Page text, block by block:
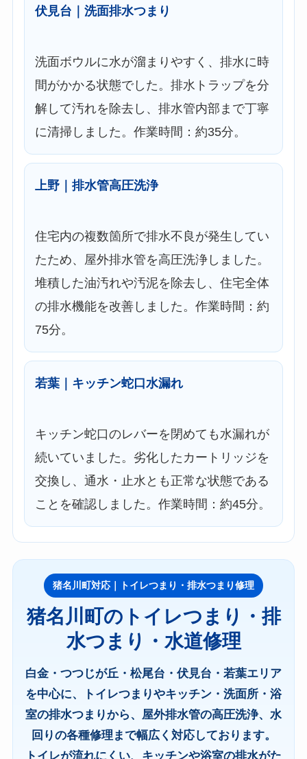
伏見台｜洗面排水つまり
洗面ボウルに水が溜まりやすく、排水に時
間がかかる状態でした。排水トラップを分
解して汚れを除去し、排水管内部まで丁寧
に清掃しました。作業時間：約35分。
上野｜排水管高圧洗浄
住宅内の複数箇所で排水不良が発生してい
たため、屋外排水管を高圧洗浄しました。
堆積した油汚れや汚泥を除去し、住宅全体
の排水機能を改善しました。作業時間：約
75分。
若葉｜キッチン蛇口水漏れ
キッチン蛇口のレバーを閉めても水漏れが
続いていました。劣化したカートリッジを
交換し、通水・止水とも正常な状態である
ことを確認しました。作業時間：約45分。
猪名川町対応｜トイレつまり・排水つまり修理
猪名川町のトイレつまり・排
水つまり・水道修理
白金・つつじが丘・松尾台・伏見台・若葉エリア
を中心に、トイレつまりやキッチン・洗面所・浴
室の排水つまりから、屋外排水管の高圧洗浄、水
回りの各種修理まで幅広く対応しております。
トイレが流れにくい、キッチンや浴室の排水がた